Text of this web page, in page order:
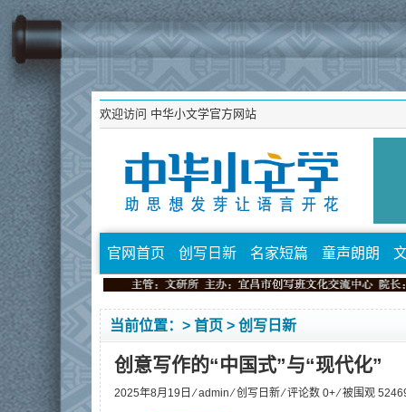
欢迎访问 中华小文学官方网站
官网首页 创写日新 名家短篇 童声朗朗
当前位置：> 首页 > 创写日新
创意写作的“中国式”与“现代化”
2025年8月19日 ⁄admin⁄创写日新⁄ 评论数 0+ ⁄ 被围观